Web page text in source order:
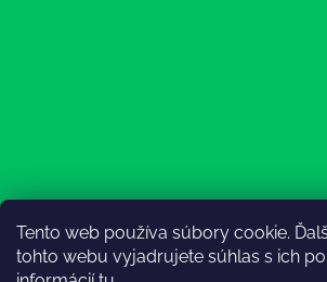
Tento web používa súbory cookie.
tohto webu vyjadrujete súhlas s ich
Sledovať na Instagrame